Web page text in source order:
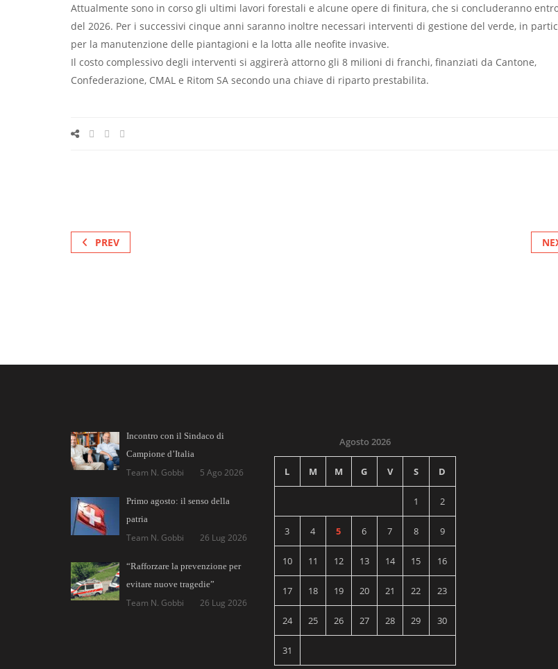
Attualmente sono in corso gli ultimi lavori forestali e alcune opere di finitura, che si concluderanno
del 2026. Per i successivi cinque anni saranno inoltre necessari interventi di gestione del verde, in
per la manutenzione delle piantagioni e la lotta alle neofite invasive.
Il costo complessivo degli interventi si aggirerà attorno gli 8 milioni di franchi, finanziati da Cantone,
Confederazione, CMAL e Ritom SA secondo una chiave di riparto prestabilita.
PREV
Incontro con il Sindaco di
Campione d’Italia
Team N. Gobbi 5 Ago 2026
Primo agosto: il senso della
patria
Team N. Gobbi 26 Lug 2026
“Rafforzare la prevenzione per
evitare nuove tragedie”
Team N. Gobbi 26 Lug 2026
Agosto 2026
L M M G V S D
1 2
3 4 5 6 7 8 9
10 11 12 13 14 15 16
17 18 19 20 21 22 23
24 25 26 27 28 29 30
31